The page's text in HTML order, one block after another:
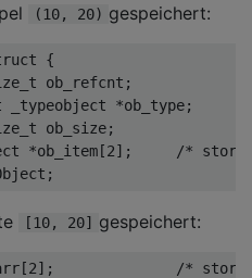
(10, 20) gespeichert:
{
ob_refcnt ;
_typeobject *ob_type;
ob_size;
*ob_item[2];
/* store
;
[10, 20] gespeichert:
[2]; /* store